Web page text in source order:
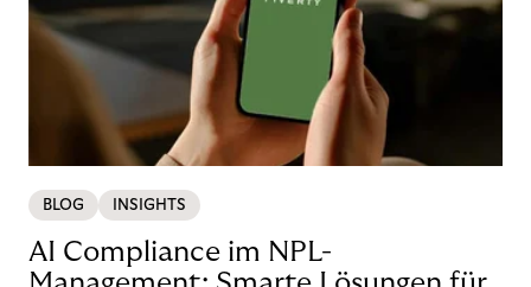
BLOG INSIGHTS
AI Compliance im NPL-